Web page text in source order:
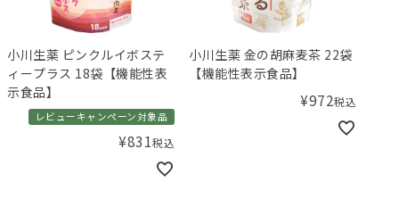
小川生薬 ピンクルイボステ
ィープラス 18袋【機能性表
示食品】
レビューキャンペーン対象品
¥831税込
小川生薬 金の胡麻麦茶 22袋
【機能性表示食品】
¥972税込